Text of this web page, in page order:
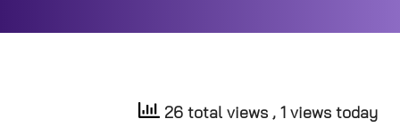
26 total views , 1 views today